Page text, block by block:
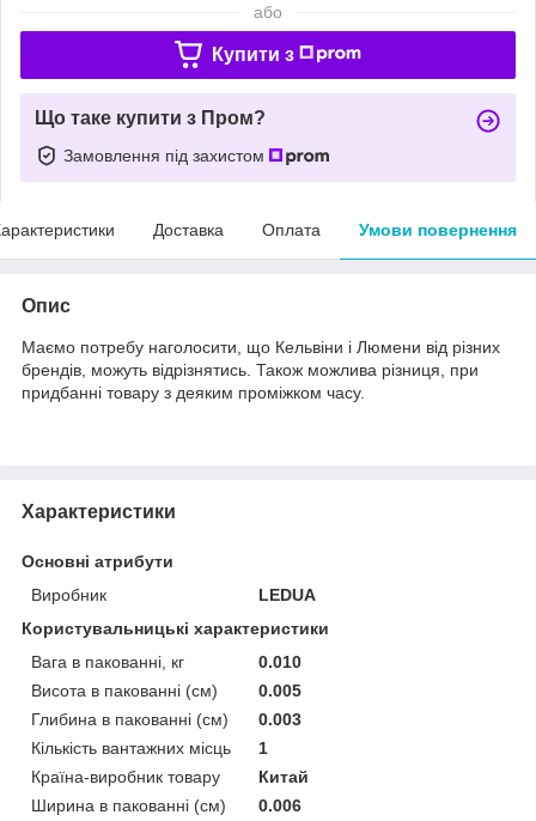
або
Купити з
Що таке купити з Пром?
Замовлення під захистом
Доставка Оплата Умови повернення
Опис
Маємо потребу наголосити, що Кельвіни і Люмени від різних
брендів, можуть відрізнятись. Також можлива різниця, при
придбанні товару з деяким проміжком часу.
Характеристики
Основні атрибути
Виробник
LEDUA
Користувальницькі характеристики
Вага в пакованні, кг
0.010
Висота в пакованні (см)
0.005
Глибина в пакованні (см)
0.003
Кількість вантажних місць
1
Країна-виробник товару
Китай
Ширина в пакованні (см)
0.006